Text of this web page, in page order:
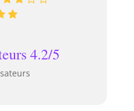
4.2/5